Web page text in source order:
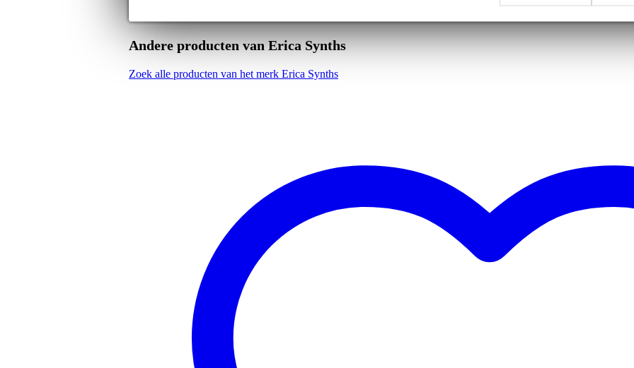
Andere producten van Erica Synths
Zoek alle producten van het merk Erica Synths